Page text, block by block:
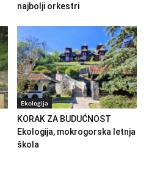
najbolji orkestri
Ekologija
KORAK ZA BUDUĆNOST
Ekologija, mokrogorska letnja
škola